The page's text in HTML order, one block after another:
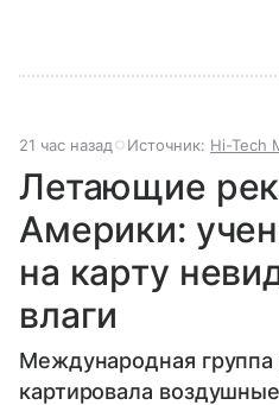
21 час назад Источник: Hi-Tech
Летающие
Америки:
на карту
влаги
Международная
картировала